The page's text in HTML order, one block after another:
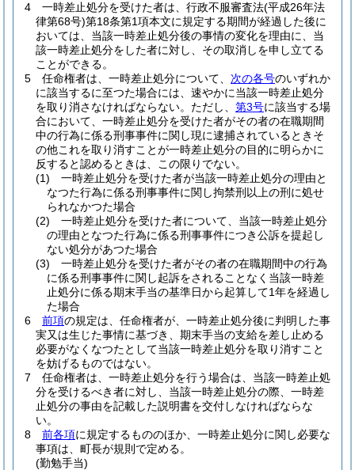
4
一時差止処分を受けた者は、行政不服審査法(平成26年法
律第68号)第18条第1項本文に規定する期間が経過した後に
おいては、当該一時差止処分後の事情の変化を理由に、当
該一時差止処分をした者に対し、その取消しを申し立てる
ことができる。
5
任命権者は、一時差止処分について、 次の各号のいずれか
に該当するに至つた場合には、速やかに当該一時差止処分
を取り消さなければならない。 ただし、 第3号に該当する場
合において、一時差止処分を受けた者がその者の在職期間
中の行為に係る刑事事件に関し現に逮捕されているときそ
の他これを取り消すことが一時差止処分の目的に明らかに
反すると認めるときは、この限りでない。
(1)
一時差止処分を受けた者が当該一時差止処分の理由と
なつた行為に係る刑事事件に関し拘禁刑以上の刑に処せ
られなかつた場合
(2)
一時差止処分を受けた者について、当該一時差止処分
の理由となつた行為に係る刑事事件につき公訴を提起し
ない処分があつた場合
(3)
一時差止処分を受けた者がその者の在職期間中の行為
に係る刑事事件に関し起訴をされることなく当該一時差
止処分に係る期末手当の基準日から起算して1年を経過し
た場合
6
前項の規定は、任命権者が、一時差止処分後に判明した事
実又は生じた事情に基づき、期末手当の支給を差し止める
必要がなくなつたとして当該一時差止処分を取り消すこと
を妨げるものではない。
7
任命権者は、一時差止処分を行う場合は、当該一時差止処
分を受けるべき者に対し、当該一時差止処分の際、一時差
止処分の事由を記載した説明書を交付しなければならな
い。
8
前各項に規定するもののほか、一時差止処分に関し必要な
事項は、町長が規則で定める。
(勤勉手当)